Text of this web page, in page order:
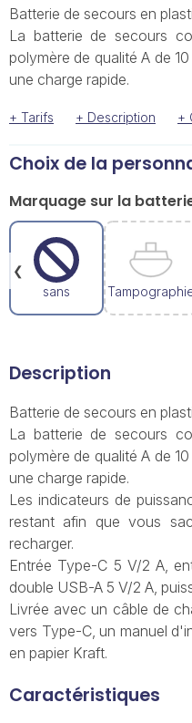
Batterie de secours en
La batterie de secours
polymère de qualité A de
une charge rapide.
+ Tarifs + Description +
Choix de la
Marquage sur la
sans
❮
Description
Batterie de secours en
La batterie de secours
polymère de qualité A de
une charge rapide.
Les indicateurs de
restant afin que vous
recharger.
Entrée Type-C 5 V/2 A,
double USB-A 5 V/2 A,
Livrée avec un câble de
vers Type-C, un manuel
en papier Kraft.
Caractéristiques